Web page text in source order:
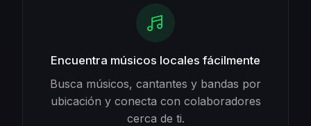
Encuentra músicos locales fácilmente
Busca músicos, cantantes y bandas por
ubicación y conecta con colaboradores
cerca de ti.